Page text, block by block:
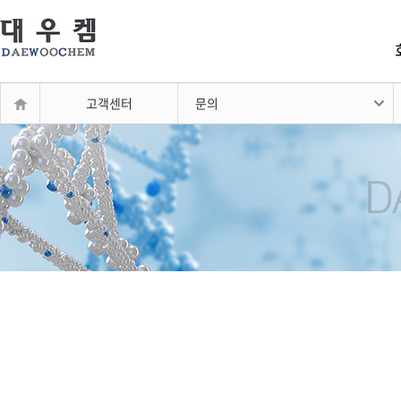
고객센터 문의